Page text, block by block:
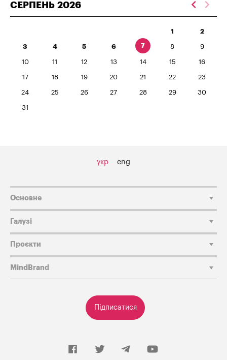
СЕРПЕНЬ 2026
1 2
3 4 5 6 7 8 9
10 11 12 13 14 15 16
17 18 19 20 21 22 23
24 25 26 27 28 29 30
31
укр eng
Підписатися
Основне
Галузі
Проєкти
MindBrand